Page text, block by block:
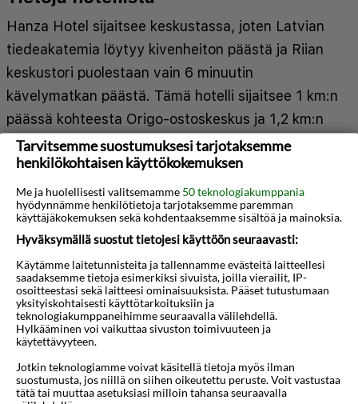
Hanza Hotel sijaitsee keskustassa, joten Latvian
tiedeakatemia löytyy kivenheiton päästä ja Riian
keskustori puolestaan vain 6 minuutin
kävelymatkan päästä. Tämä hotelli sijaitsee 1 km:n
päässä kohteesta Origo-ostoskeskus ja 1,2 km:n
päässä kohteesta Kaupungin kanava. Kaikkien 78
huoneen varusteluun kuuluu LCD-televisio.
Varusteluun kuuluu pillowtop-patjallinen sänky.
Käytössäsi on satelliittikanavat ja ilmainen
internetyhteys (langaton ja kiinteä). Käytössäsi on
kylpyhuone, josta löytyy kylpyamme tai suihku ja
hiustenkuivaaja. Käytössäsi on ilmainen kiinteä
internetyhteys, kuivapesula-/pesulapalvelut ja
ympäri vuorokauden auki oleva vastaanotto. Tämä
hotelli tarjoaa asiakkailleen seuraavat kokoustilat:
konferenssitila ja kokoushuone. Hyödynnä
lentokenttäkuljetukset (saatavilla ympäri
Näytä lisää
Kartta
Tarvitsemme suostumuksesi tarjotaksemme
henkilökohtaisen käyttökokemuksen
Me ja huolellisesti valitsemamme 50 teknologiakumppania
hyödynnämme henkilötietoja tarjotaksemme paremman
käyttäjäkokemuksen sekä kohdentaaksemme sisältöä ja mainoksia.
Hyväksymällä suostut tietojesi käyttöön seuraavasti:
Käytämme laitetunnisteita ja tallennamme evästeitä laitteellesi
saadaksemme tietoja esimerkiksi sivuista, joilla vierailit, IP-
osoitteestasi sekä laitteesi ominaisuuksista. Pääset tutustumaan
yksityiskohtaisesti käyttötarkoituksiin ja
teknologiakumppaneihimme seuraavalla välilehdellä.
Hylkääminen voi vaikuttaa sivuston toimivuuteen ja
käytettävyyteen.
Jotkin teknologiamme voivat käsitellä tietoja myös ilman
suostumusta, jos niillä on siihen oikeutettu peruste. Voit vastustaa
tätä tai muuttaa asetuksiasi milloin tahansa seuraavalla